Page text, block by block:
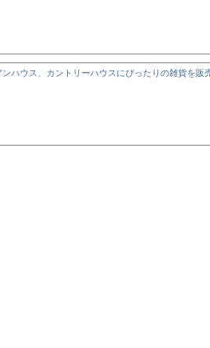
ンハウス、カントリーハウスにぴったりの雑貨を販